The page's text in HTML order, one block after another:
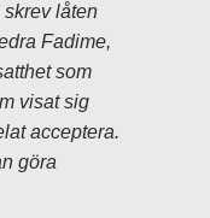
skrev låten
Fadime,
som
visat sig
acceptera.
göra